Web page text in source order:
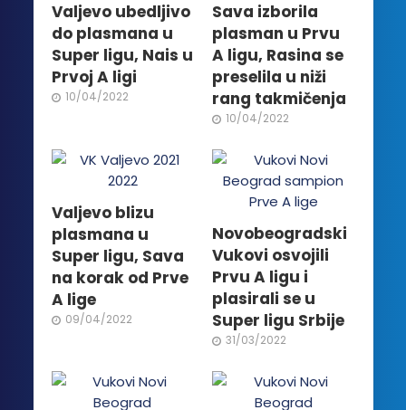
Valjevo ubedljivo
do plasmana u
Super ligu, Nais u
Prvoj A ligi
10/04/2022
Sava izborila
plasman u Prvu
A ligu, Rasina se
preselila u niži
rang takmičenja
10/04/2022
Valjevo blizu
plasmana u
Super ligu, Sava
na korak od Prve
A lige
09/04/2022
Novobeogradski
Vukovi osvojili
Prvu A ligu i
plasirali se u
Super ligu Srbije
31/03/2022